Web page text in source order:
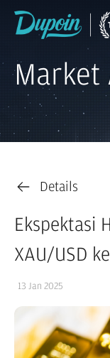
Market
Details
Ekspektasi
XAU/USD
13 Jan 2025